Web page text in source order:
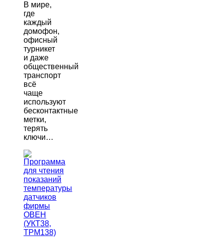
В мире,
где
каждый
домофон,
офисный
турникет
и даже
общественный
транспорт
всё
чаще
используют
бесконтактные
метки,
терять
ключи…